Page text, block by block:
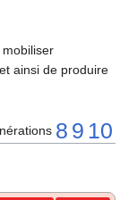
ainsi de produire
8 9 10